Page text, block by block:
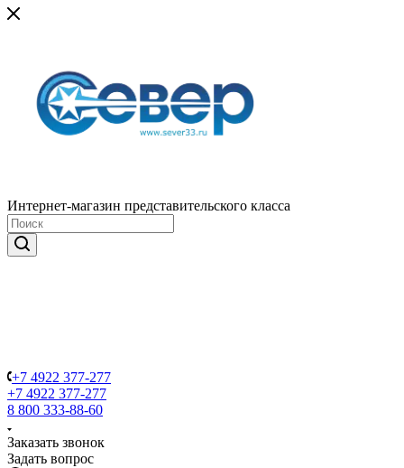
Интернет-магазин представительского класса
+7 4922 377-277
+7 4922 377-277
8 800 333-88-60
Заказать звонок
Задать вопрос